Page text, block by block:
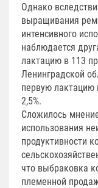
Однако
выращивания
интенсивного
наблюдается
лактацию в 113
Ленинградской
первую лактацию
2,5%.
Сложилось
использования
продуктивности
что выбраковка
племенной